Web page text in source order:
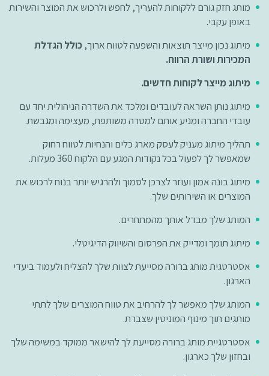
מותג חזק גורם ללקוחות להעריך, לחפש ולרכוש את המוצר והשירות
באופן עקבי.
מיתוג נכון מייצר תוצאות והשפעה לטווח ארוך, כולל הגדלת
המכירות ושורת הרווח.
מיתוג מייצר לקוחות חדשים.
מיתוג נותן השראה לעובדים ומלכד את השדרה הניהולית יחד עם
עובדי החברה ומניע אותם למטרה משותפת, מעצימה ומגבשת.
תהליך מיתוג מעניק לעסק מארג כלים והנחיות לטווח רחוק
שמאפשר לך לפעול בכל נקודות המגע עם הלקוח 360 מעלות.
מיתוג בונה אמון ועוזר לצרכן לסמוך ולהרגיש יותר בנוח לרכוש את
המוצרים או השירותים שלך.
המותג שלך מבדל אותך מהמתחרים.
מיתוג תומך ומדייק את הפרסום והשיווק הדיגיטלי.
אסטרטגית מותג ברורה מסייעת לצוות שלך להצליח ולעמוד ביעדי
הארגון.
המותג שלך מאפשר לך להרחיב את טווח המוצרים שלך לתתי
מותגים תוך מינוף המוניטין שצברת.
אסטרטגיית מותג ברורה מסייעת לך להישאר ממוקד במשימה שלך
ובחזון שלך כארגון.